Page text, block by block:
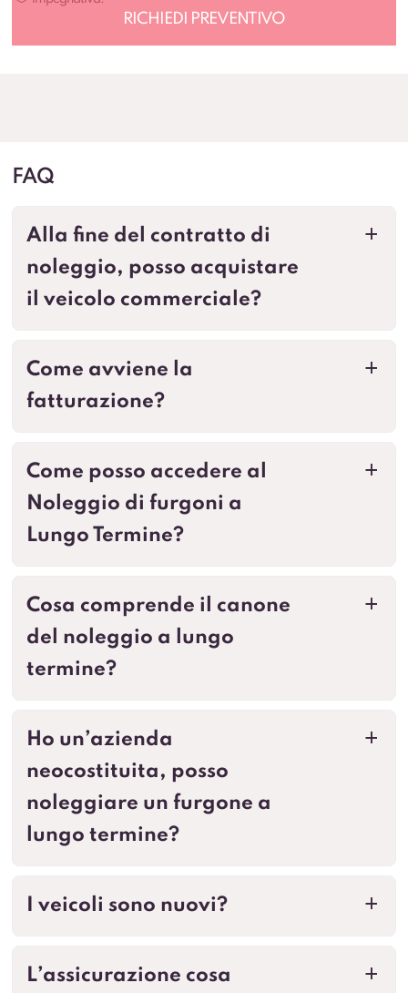
FAQ
a
Alla fine del contratto di
noleggio, posso acquistare
il veicolo commerciale?
a
Come avviene la
fatturazione?
a
Come posso accedere al
Noleggio di furgoni a
Lungo Termine?
a
Cosa comprende il canone
del noleggio a lungo
termine?
a
Ho un’azienda
neocostituita, posso
noleggiare un furgone a
lungo termine?
a
I veicoli sono nuovi?
a
L’assicurazione cosa